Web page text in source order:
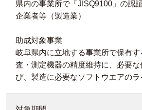
県内の事業所で「JISQ9100」の認
企業者等（製造業）
助成対象事業
岐阜県内に立地する事業所で保有
査・測定機器の精度維持に、必要な
び、製造に必要なソフトウエアの